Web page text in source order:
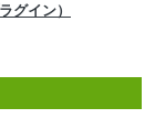
グイン）